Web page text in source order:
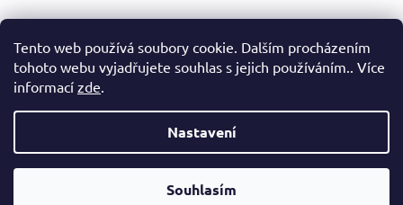
Tento web používá soubory cookie. Dalším procházením
tohoto webu vyjadřujete souhlas s jejich používáním.. Více
informací zde.
Nastavení
Souhlasím
Vážení zákazníci, v případě, že hledáte konkrétní zboží a my jej
nemáme v našem e-shopu, neváhejte nás kontaktovat a my Vám